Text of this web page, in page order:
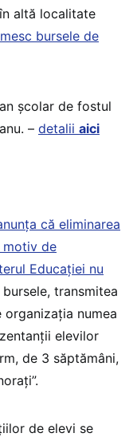
altă localitate
bursele de
școlar de fostul
– detalii aici
că eliminarea
motiv de
Educației nu
transmitea
numea
elevilor
de 3 săptămâni,
de elevi se